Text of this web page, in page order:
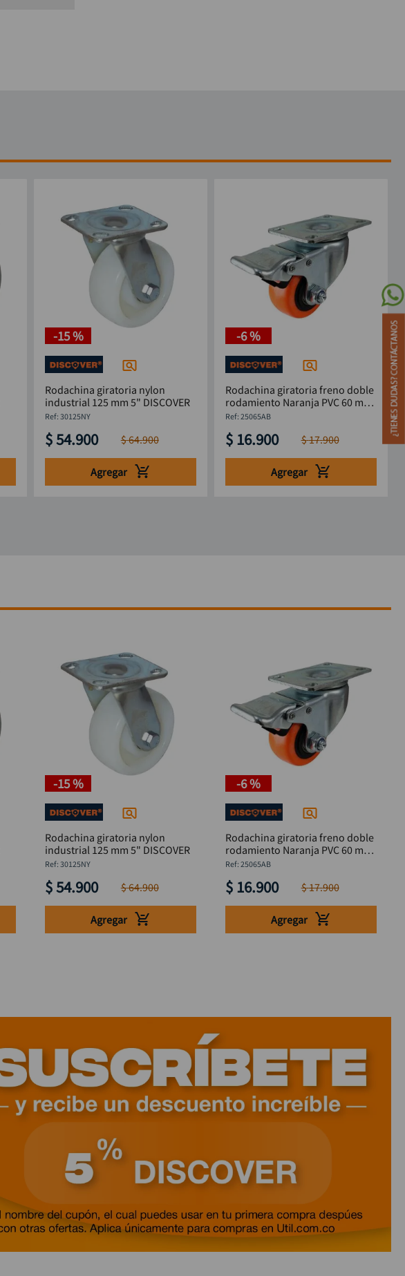
-15 %
Rodachina giratoria nylon
industrial 125 mm 5" DISCOVER
:30125NY
$54.900 $64.900
Agregar
-6 %
Rodachina giratoria freno doble
rodamiento Naranja PVC 60 mm
DISCOVER
:25065AB
$ 16.900 $17.900
Agregar
-15 %
Rodachina giratoria nylon
industrial 125 mm 5" DISCOVER
:30125NY
$54.900 $64.900
Agregar
-6 %
Rodachina giratoria freno doble
rodamiento Naranja PVC 60 mm
DISCOVER
:25065AB
$ 16.900 $17.900
Agregar